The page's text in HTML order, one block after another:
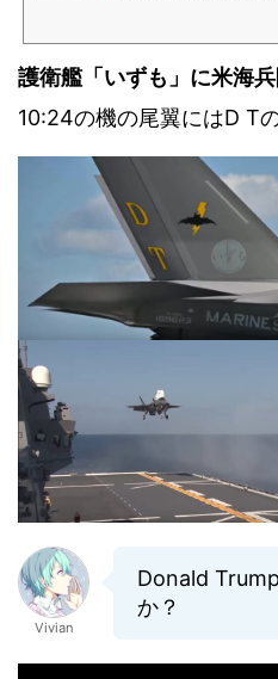
護衛艦「いずも」に米海
10:24の機の尾翼にはD Tの
Vivian
Donald
か？